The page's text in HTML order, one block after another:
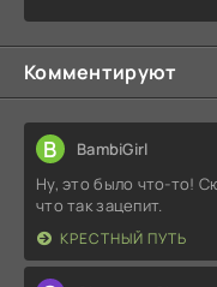
Комментируют
B BambiGirl
Ну, это было что-то!
что так зацепит.
КРЕСТНЫЙ ПУТЬ